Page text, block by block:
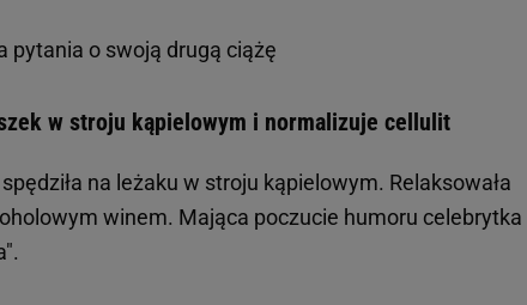
pytania o swoją drugą ciążę
w stroju kąpielowym i normalizuje cellulit
spędziła na leżaku w stroju kąpielowym. Relaksowała
winem. Mająca poczucie humoru celebrytka